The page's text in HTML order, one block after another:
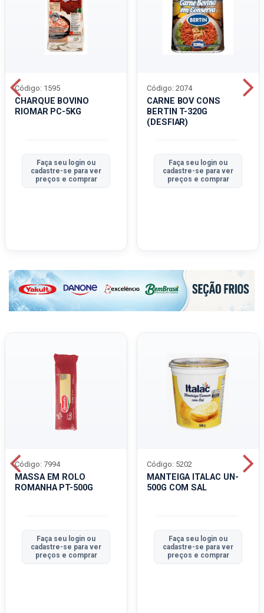
CHARQUE BOVINO
RIOMAR PC-5KG
Código: 1595
Faça seu login ou
cadastre-se para ver
preços e comprar
CARNE BOV CONS
BERTIN T-320G
(DESFIAR)
Código: 2074
Faça seu login ou
cadastre-se para ver
preços e comprar
MASSA EM ROLO
ROMANHA PT-500G
Código: 7994
Faça seu login ou
cadastre-se para ver
preços e comprar
MANTEIGA ITALAC UN-
500G COM SAL
Código: 5202
Faça seu login ou
cadastre-se para ver
preços e comprar